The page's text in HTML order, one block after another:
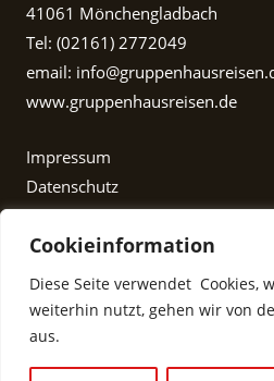
Cookieinformation
Diese Seite verwendet Cookies,
weiterhin nutzt, gehen wir von
aus.
41061 Mönchengladbach
Tel: (02161) 2772049
email:
www.gruppenhausreisen.de
Impressum
Datenschutz